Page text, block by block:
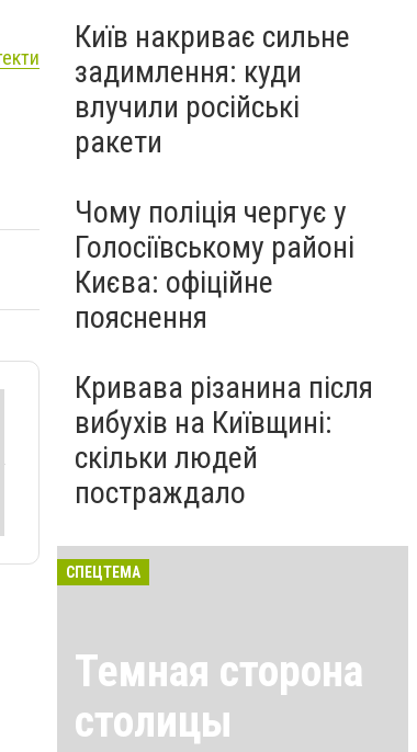
Київ накриває сильне
задимлення: куди
влучили російські
ракети
Чому поліція чергує у
Голосіївському районі
Києва: офіційне
пояснення
Кривава різанина після
вибухів на Київщині:
скільки людей
постраждало
СПЕЦТЕМА
Темная сторона
столицы